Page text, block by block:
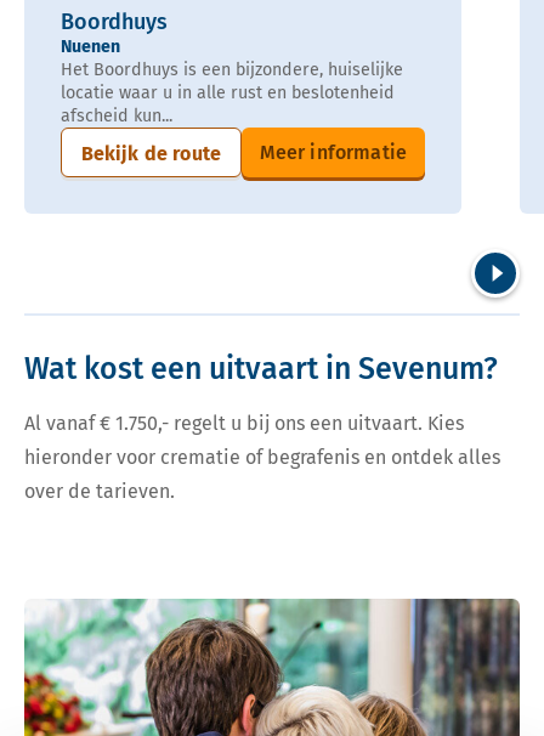
Boordhuys
Nuenen
Het Boordhuys is een bijzondere, huiselijke
locatie waar u in alle rust en beslotenheid
afscheid kun...
Bekijk de route Meer informatie
Wat kost een uitvaart in Sevenum?
Al vanaf € 1.750,- regelt u bij ons een uitvaart. Kies
hieronder voor crematie of begrafenis en ontdek alles
over de tarieven.
Bekijk tarieven voor crematie